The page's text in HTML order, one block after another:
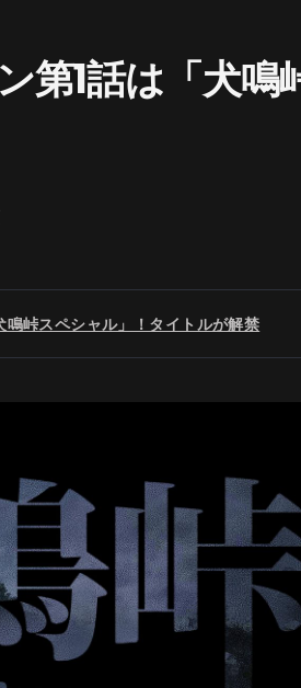
第1話は「犬鳴
峠スペシャル」！タイトルが解禁